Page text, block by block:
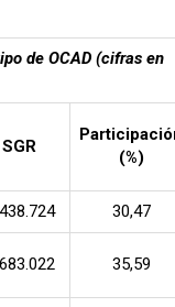
de OCAD (cifras en
(%)
30,47
35,59